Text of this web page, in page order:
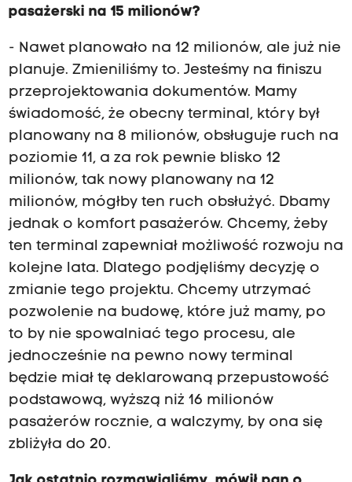
pasażerski na 15 milionów?
- Nawet planowało na 12 milionów, ale już nie
planuje. Zmieniliśmy to. Jesteśmy na finiszu
przeprojektowania dokumentów. Mamy
świadomość, że obecny terminal, który był
planowany na 8 milionów, obsługuje ruch na
poziomie 11, a za rok pewnie blisko 12
milionów, tak nowy planowany na 12
milionów, mógłby ten ruch obsłużyć. Dbamy
jednak o komfort pasażerów. Chcemy, żeby
ten terminal zapewniał możliwość rozwoju na
kolejne lata. Dlatego podjęliśmy decyzję o
zmianie tego projektu. Chcemy utrzymać
pozwolenie na budowę, które już mamy, po
to by nie spowalniać tego procesu, ale
jednocześnie na pewno nowy terminal
będzie miał tę deklarowaną przepustowość
podstawową, wyższą niż 16 milionów
pasażerów rocznie, a walczymy, by ona się
zbliżyła do 20.